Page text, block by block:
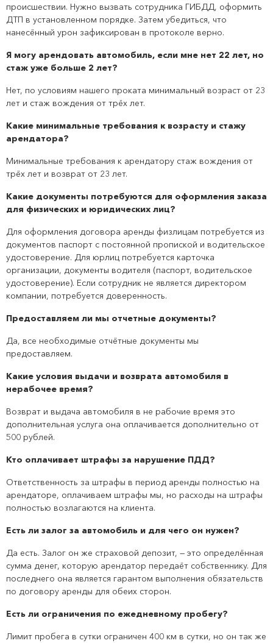
происшествии. Нужно вызвать сотрудника ГИБДД, оформить
ДТП в установленном порядке. Затем убедиться, что
нанесённый урон зафиксирован в протоколе верно.
Я могу арендовать автомобиль, если мне нет 22 лет, но
стаж уже больше 2 лет?
Нет, по условиям нашего проката минимальный возраст от 23
лет и стаж вождения от трёх лет.
Какие минимальные требования к возрасту и стажу
арендатора?
Минимальные требования к арендатору стаж вождения от
трёх лет и возврат от 23 лет.
Какие документы потребуются для оформления заказа
для физических и юридических лиц?
Для оформления договора аренды физлицам потребуется из
документов паспорт с постоянной пропиской и водительское
удостоверение. Для юрлиц потребуется карточка
организации, документы водителя (паспорт, водительское
удостоверение). Если сотрудник не является директором
компании, потребуется доверенность.
Предоставляем ли мы отчетные документы?
Да, все необходимые отчётные документы мы
предоставляем.
Какие условия выдачи и возврата автомобиля в
нерабочее время?
Возврат и выдача автомобиля в не рабочие время это
дополнительная услуга она оплачивается дополнительно от
500 рублей.
Кто оплачивает штрафы за нарушение ПДД?
Ответственность за штрафы в период аренды полностью на
арендаторе, оплачиваем штрафы мы, но расходы на штрафы
полностью возлагаются на клиента.
Есть ли залог за автомобиль и для чего он нужен?
Да есть. Залог он же страховой депозит, — это определённая
сумма денег, которую арендатор передаёт собственнику. Для
последнего она является гарантом выполнения обязательств
по договору аренды для обеих сторон.
Есть ли ограничения по ежедневному пробегу?
Лимит пробега в сутки ограничен 400 км в сутки, но он так же